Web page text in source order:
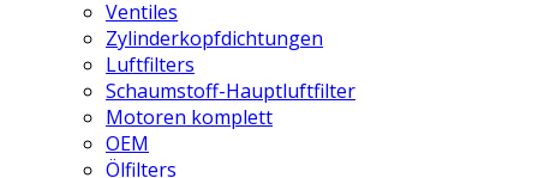
Ventiles
Zylinderkopfdichtungen
Luftfilters
Schaumstoff-Hauptluftfilter
Motoren komplett
OEM
Ölfilters